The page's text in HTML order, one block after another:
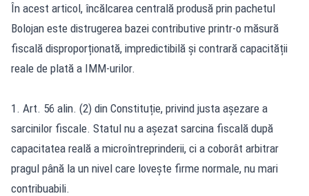
În acest articol, încălcarea centrală produsă prin pachetul
Bolojan este distrugerea bazei contributive printr-o măsură
fiscală disproporționată, impredictibilă și contrară capacității
reale de plată a IMM-urilor.
1. Art. 56 alin. (2) din Constituție, privind justa așezare a
sarcinilor fiscale. Statul nu a așezat sarcina fiscală după
capacitatea reală a microîntreprinderii, ci a coborât arbitrar
pragul până la un nivel care lovește firme normale, nu mari
contribuabili.